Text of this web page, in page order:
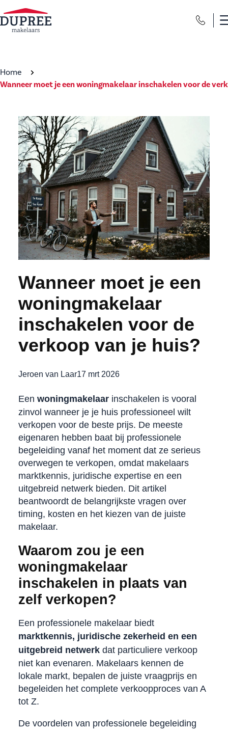
Home
Wanneer moet je een woningmakelaar inschakelen voor de
Wanneer moet je een
woningmakelaar
inschakelen voor de
verkoop van je huis?
Jeroen van Laar17 mrt 2026
Een woningmakelaarinschakelen is vooral
zinvol wanneer je je huis professioneel wilt
verkopen voor de beste prijs. De meeste
eigenaren hebben baat bij professionele
begeleiding vanaf het moment dat ze serieus
overwegen te verkopen, omdat makelaars
marktkennis, juridische expertise en een
uitgebreid netwerk bieden. Dit artikel
beantwoordt de belangrijkste vragen over
timing, kosten en het kiezen van de juiste
makelaar.
Waarom zou je een
woningmakelaar
inschakelen in plaats van
zelf verkopen?
Een professionele makelaar biedt
marktkennis, juridische zekerheid en een
uitgebreid netwerkdat particuliere verkoop
niet kan evenaren. Makelaars kennen de
lokale markt, bepalen de juiste vraagprijs en
begeleiden het complete verkoopproces van A
tot Z.
De voordelen van professionele begeleiding